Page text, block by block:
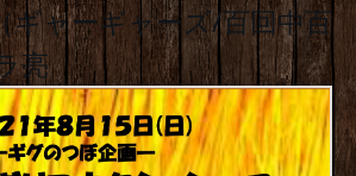
ギャーギャーズ/百回中百
亮